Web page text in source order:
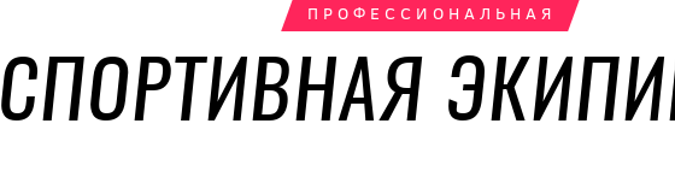
ПРОФЕССИОНАЛЬНАЯ
СПОРТИВНАЯ